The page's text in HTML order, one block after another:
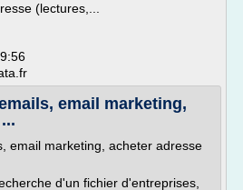
(lectures,...
email marketing,
email marketing, acheter adresse
d'un fichier d'entreprises,